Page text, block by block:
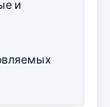
и